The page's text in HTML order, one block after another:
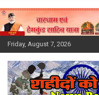
Skip
to
content
Friday, August 7, 2026